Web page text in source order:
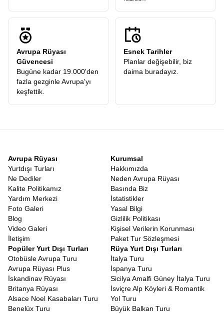
Avrupa Rüyası
Güvencesi
Bugüne kadar 19.000'den
fazla gezginle Avrupa'yı
keşfettik.
Esnek Tarihler
Planlar değişebilir, biz
daima buradayız.
Avrupa Rüyası
Yurtdışı Turları
Ne Dediler
Kalite Politikamız
Yardım Merkezi
Foto Galeri
Blog
Video Galeri
İletişim
Kurumsal
Hakkımızda
Neden Avrupa Rüyası
Basında Biz
İstatistikler
Yasal Bilgi
Gizlilik Politikası
Kişisel Verilerin Korunması
Paket Tur Sözleşmesi
Popüler Yurt Dışı Turları
Otobüsle Avrupa Turu
Avrupa Rüyası Plus
İskandinav Rüyası
Britanya Rüyası
Alsace Noel Kasabaları Turu
Benelüx Turu
Rüya Yurt Dışı Turları
İtalya Turu
İspanya Turu
Sicilya Amalfi Güney İtalya Turu
İsviçre Alp Köyleri & Romantik
Yol Turu
Büyük Balkan Turu